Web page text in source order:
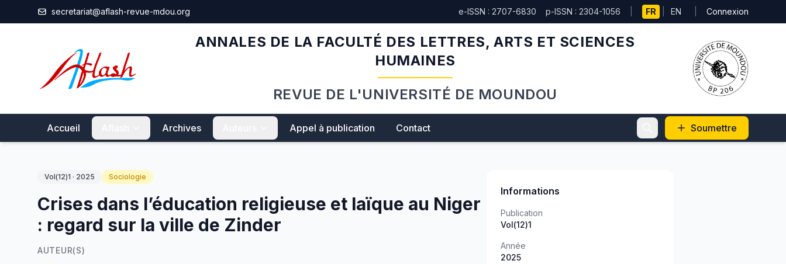
Aller au contenu principal
secretariat@aflash-revue-mdou.org e-ISSN : 2707-6830 p-ISSN : 2304-1056 FR EN Connexion
ANNALES DE LA FACULTÉ DES LETTRES, ARTS ET SCIENCES
HUMAINES
REVUE DE L'UNIVERSITÉ DE MOUNDOU
Accueil Archives Appel à publication Contact Soumettre
Vol(12)1 · 2025 Sociologie
Crises dans l’éducation religieuse et laïque au Niger
: regard sur la ville de Zinder
AUTEUR(S)
Informations
Publication
Vol(12)1
Année
2025